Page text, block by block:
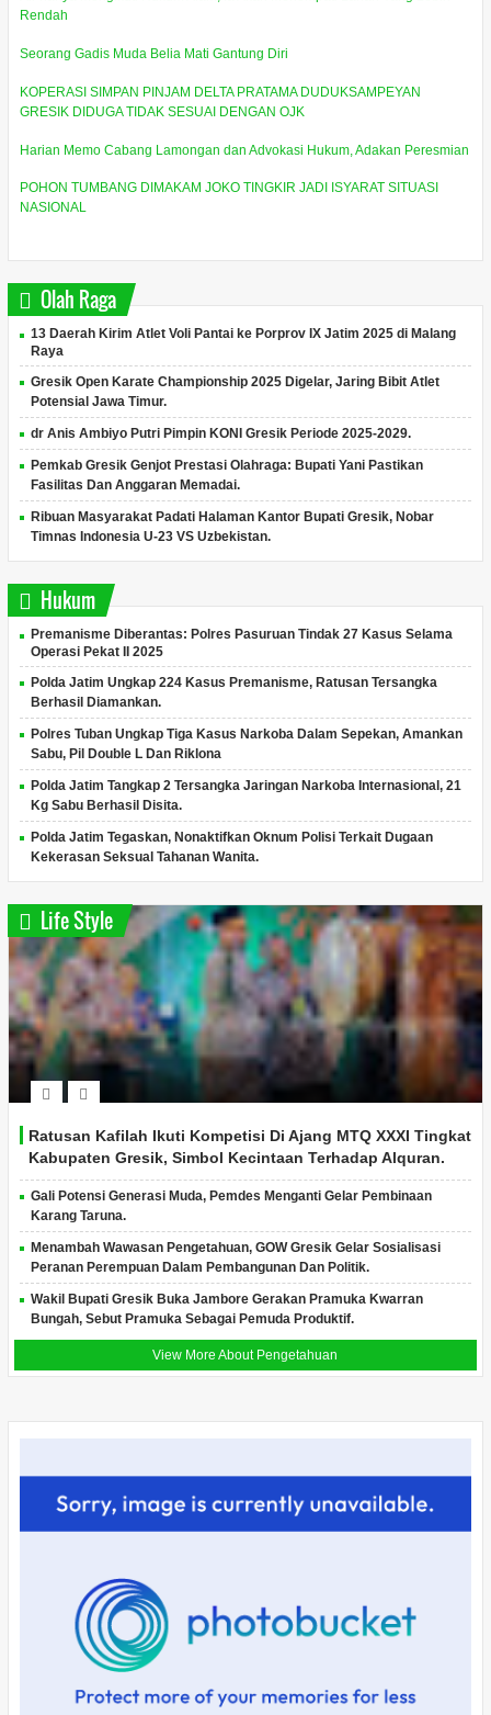
Rendah
Seorang Gadis Muda Belia Mati Gantung Diri
KOPERASI SIMPAN PINJAM DELTA PRATAMA DUDUKSAMPEYAN
GRESIK DIDUGA TIDAK SESUAI DENGAN OJK
Harian Memo Cabang Lamongan dan Advokasi Hukum, Adakan Peresmian
POHON TUMBANG DIMAKAM JOKO TINGKIR JADI ISYARAT SITUASI
NASIONAL
Olah Raga
13 Daerah Kirim Atlet Voli Pantai ke Porprov IX Jatim 2025 di Malang
Raya
Gresik Open Karate Championship 2025 Digelar, Jaring Bibit Atlet
Potensial Jawa Timur.
dr Anis Ambiyo Putri Pimpin KONI Gresik Periode 2025-2029.
Pemkab Gresik Genjot Prestasi Olahraga: Bupati Yani Pastikan
Fasilitas Dan Anggaran Memadai.
Ribuan Masyarakat Padati Halaman Kantor Bupati Gresik, Nobar
Timnas Indonesia U-23 VS Uzbekistan.
Hukum
Premanisme Diberantas: Polres Pasuruan Tindak 27 Kasus Selama
Operasi Pekat II 2025
Polda Jatim Ungkap 224 Kasus Premanisme, Ratusan Tersangka
Berhasil Diamankan.
Polres Tuban Ungkap Tiga Kasus Narkoba Dalam Sepekan, Amankan
Sabu, Pil Double L Dan Riklona
Polda Jatim Tangkap 2 Tersangka Jaringan Narkoba Internasional, 21
Kg Sabu Berhasil Disita.
Polda Jatim Tegaskan, Nonaktifkan Oknum Polisi Terkait Dugaan
Kekerasan Seksual Tahanan Wanita.
Life Style
Ratusan Kafilah Ikuti Kompetisi Di Ajang MTQ XXXI Tingkat
Kabupaten Gresik, Simbol Kecintaan Terhadap Alquran.
Gali Potensi Generasi Muda, Pemdes Menganti Gelar Pembinaan
Karang Taruna.
Menambah Wawasan Pengetahuan, GOW Gresik Gelar Sosialisasi
Peranan Perempuan Dalam Pembangunan Dan Politik.
Wakil Bupati Gresik Buka Jambore Gerakan Pramuka Kwarran
Bungah, Sebut Pramuka Sebagai Pemuda Produktif.
View More About Pengetahuan